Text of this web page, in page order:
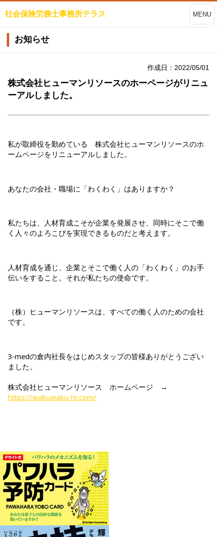
社会保険労務士事務所テラス MENU
お知らせ
作成日：2022/05/01
株式会社ヒューマンリソースのホーページがリニュ
ーアルしました。
私が取締役を勤めている　株式会社ヒューマンリソースのホ
ームページをリニューアルしました。
あなたの会社・職場に「わくわく」はありますか？
私たちは、人材育成こそが企業を発展させ、同時にそこで働
く人々のよろこびを実現できるものだと考えます。
人材育成を通じ、企業とそこで働く人の「わくわく」のお手
伝いをすること。それが私たちの使命です。
（株）ヒューマンリソースは、すべての働く人のための会社
です。
3-medの倉内社長をはじめスタップの皆様ありがとうござい
ました。
株式会社ヒューマンリソース　ホームページ　→
https://wakuwaku-hr.com/